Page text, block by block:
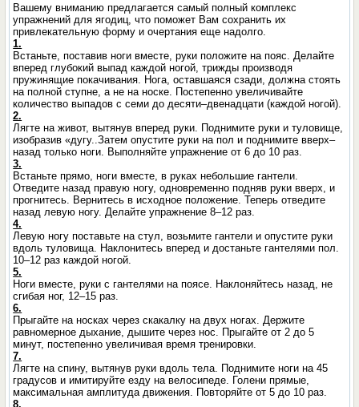
Вашему вниманию предлагается самый полный комплекс
упражнений для ягодиц, что поможет Вам сохранить их
привлекательную форму и очертания еще надолго.
1.
Встаньте, поставив ноги вместе, руки положите на пояс. Делайте
вперед глубокий выпад каждой ногой, трижды производя
пружинящие покачивания. Нога, оставшаяся сзади, должна стоять
на полной ступне, а не на носке. Постепенно увеличивайте
количество выпадов с семи до десяти–двенадцати (каждой ногой).
2.
Лягте на живот, вытянув вперед руки. Поднимите руки и туловище,
изобразив «дугу..Затем опустите руки на пол и поднимите вверх–
назад только ноги. Выполняйте упражнение от 6 до 10 раз.
3.
Встаньте прямо, ноги вместе, в руках небольшие гантели.
Отведите назад правую ногу, одновременно подняв руки вверх, и
прогнитесь. Вернитесь в исходное положение. Теперь отведите
назад левую ногу. Делайте упражнение 8–12 раз.
4.
Левую ногу поставьте на стул, возьмите гантели и опустите руки
вдоль туловища. Наклонитесь вперед и достаньте гантелями пол.
10–12 раз каждой ногой.
5.
Ноги вместе, руки с гантелями на поясе. Наклоняйтесь назад, не
сгибая ног, 12–15 раз.
6.
Прыгайте на носках через скакалку на двух ногах. Держите
равномерное дыхание, дышите через нос. Прыгайте от 2 до 5
минут, постепенно увеличивая время тренировки.
7.
Лягте на спину, вытянув руки вдоль тела. Поднимите ноги на 45
градусов и имитируйте езду на велосипеде. Голени прямые,
максимальная амплитуда движения. Повторяйте от 5 до 10 раз.
8.